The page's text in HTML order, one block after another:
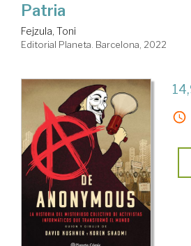
Patria
Fejzula, Toni
Editorial Planeta. Barcelona, 2022